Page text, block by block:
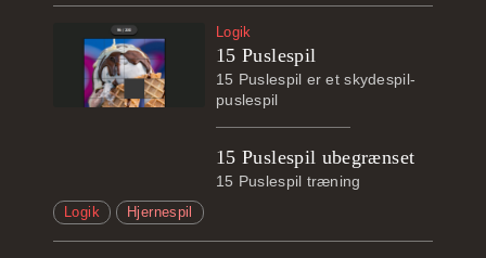
Logik
15 Puslespil
15 Puslespil er et skydespil-
puslespil
15 Puslespil ubegrænset
15 Puslespil træning
Logik Hjernespil